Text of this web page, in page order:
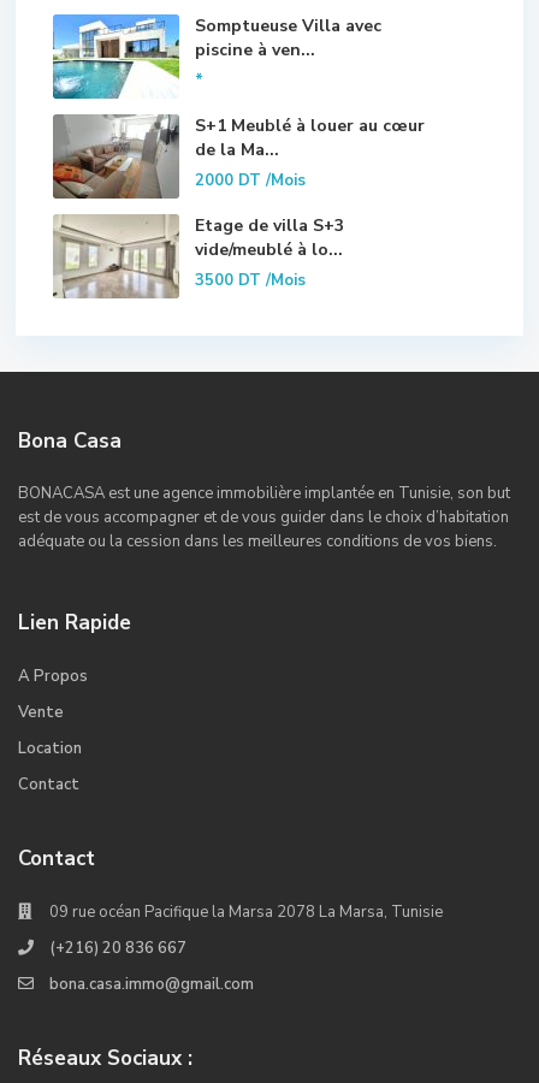
Somptueuse Villa avec
piscine à ven...
*
S+1 Meublé à louer au cœur
de la Ma...
2000 DT/Mois
Etage de villa S+3
vide/meublé à lo...
3500 DT/Mois
Bona Casa
BONACASA est une agence immobilière implantée en Tunisie, son but
est de vous accompagner et de vous guider dans le choix d’habitation
adéquate ou la cession dans les meilleures conditions de vos biens.
Lien Rapide
A Propos
Vente
Location
Contact
Contact
09 rue océan Pacifique la Marsa 2078 La Marsa, Tunisie
(+216) 20 836 667
bona.casa.immo@gmail.com
Réseaux Sociaux :